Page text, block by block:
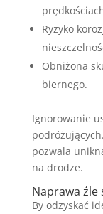
Ryzyko
Obniżona
biernego.
Ignorowanie
pozwala
na drodze.
Naprawa źle
By odzyskać